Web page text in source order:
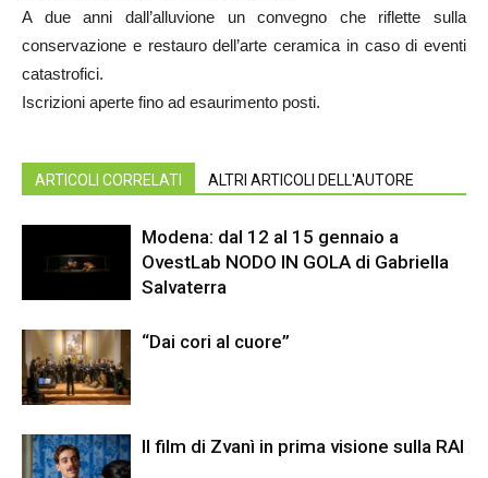
A due anni dall’alluvione un convegno che riflette sulla
conservazione e restauro dell’arte ceramica in caso di eventi
catastrofici.
Iscrizioni aperte fino ad esaurimento posti.
ARTICOLI CORRELATI ALTRI ARTICOLI DELL'AUTORE
Modena: dal 12 al 15 gennaio a
OvestLab NODO IN GOLA di Gabriella
Salvaterra
“Dai cori al cuore”
Il film di Zvanì in prima visione sulla RAI